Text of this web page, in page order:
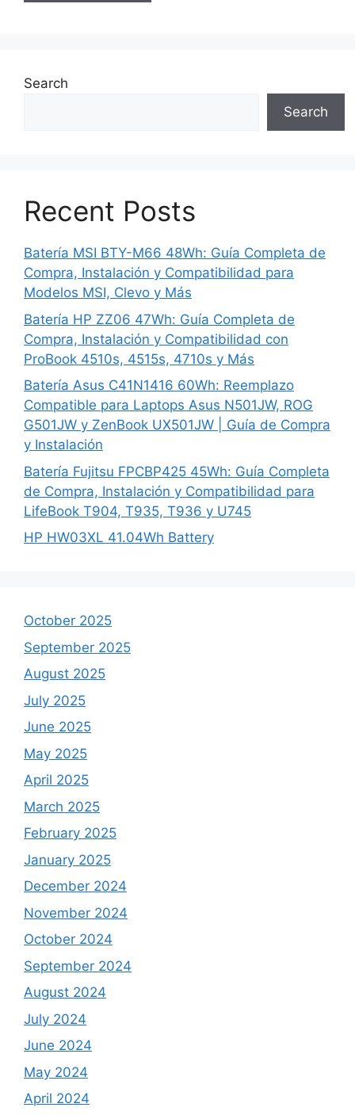
Search
Search
Recent Posts
Batería MSI BTY-M66 48Wh: Guía Completa de
Compra, Instalación y Compatibilidad para
Modelos MSI, Clevo y Más
Batería HP ZZ06 47Wh: Guía Completa de
Compra, Instalación y Compatibilidad con
ProBook 4510s, 4515s, 4710s y Más
Batería Asus C41N1416 60Wh: Reemplazo
Compatible para Laptops Asus N501JW, ROG
G501JW y ZenBook UX501JW | Guía de Compra
y Instalación
Batería Fujitsu FPCBP425 45Wh: Guía Completa
de Compra, Instalación y Compatibilidad para
LifeBook T904, T935, T936 y U745
HP HW03XL 41.04Wh Battery
October 2025
September 2025
August 2025
July 2025
June 2025
May 2025
April 2025
March 2025
February 2025
January 2025
December 2024
November 2024
October 2024
September 2024
August 2024
July 2024
June 2024
May 2024
April 2024